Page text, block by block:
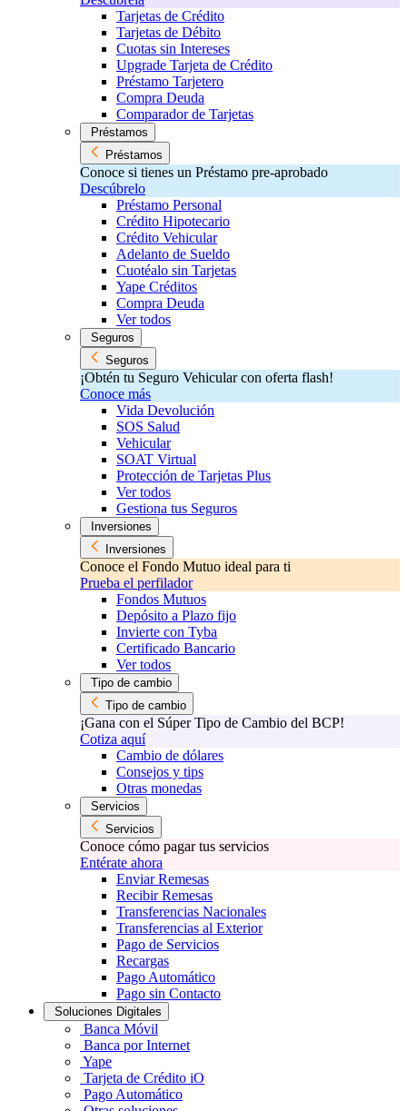
Tarjetas de Crédito
Tarjetas de Débito
Cuotas sin Intereses
Upgrade Tarjeta de Crédito
Préstamo Tarjetero
Compra Deuda
Comparador de Tarjetas
Préstamos
Préstamos
Conoce si tienes un Préstamo pre-aprobado
Descúbrelo
Préstamo Personal
Crédito Hipotecario
Crédito Vehicular
Adelanto de Sueldo
Cuotéalo sin Tarjetas
Yape Créditos
Compra Deuda
Ver todos
Seguros
Seguros
¡Obtén tu Seguro Vehicular con oferta flash!
Conoce más
Vida Devolución
SOS Salud
Vehicular
SOAT Virtual
Protección de Tarjetas Plus
Ver todos
Gestiona tus Seguros
Inversiones
Inversiones
Conoce el Fondo Mutuo ideal para ti
Prueba el perfilador
Fondos Mutuos
Depósito a Plazo fijo
Invierte con Tyba
Certificado Bancario
Ver todos
Tipo de cambio
Tipo de cambio
¡Gana con el Súper Tipo de Cambio del BCP!
Cotiza aquí
Cambio de dólares
Consejos y tips
Otras monedas
Servicios
Servicios
Conoce cómo pagar tus servicios
Entérate ahora
Enviar Remesas
Recibir Remesas
Transferencias Nacionales
Transferencias al Exterior
Pago de Servicios
Recargas
Pago Automático
Pago sin Contacto
Soluciones Digitales
Banca Móvil
Banca por Internet
Yape
Tarjeta de Crédito iO
Pago Automático